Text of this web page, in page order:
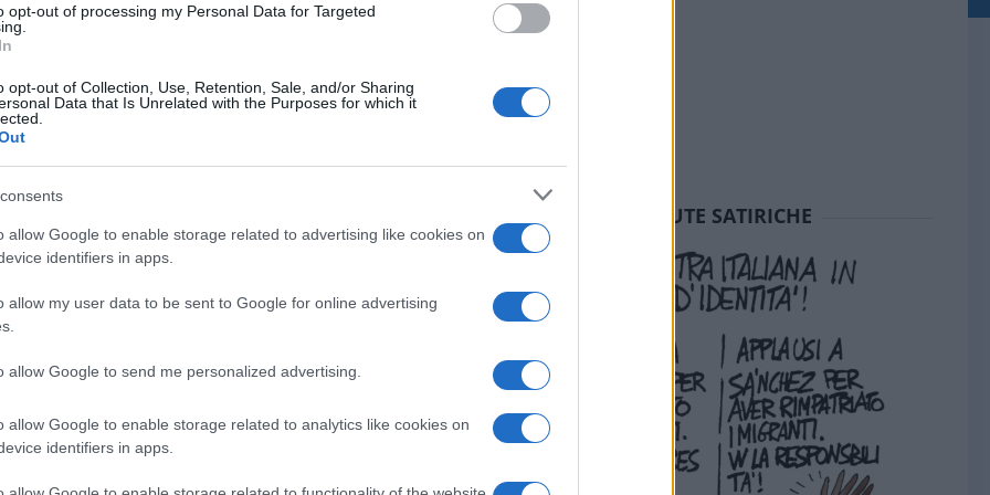
opt-out of processing my Personal Data for Targeted
opt-out of Collection, Use, Retention, Sale, and/or Sharing
Data that Is Unrelated with the Purposes for which it
allow Google to enable storage related to advertising like cookies on
identifiers in apps.
allow my user data to be sent to Google for online advertising
allow Google to send me personalized advertising.
allow Google to enable storage related to analytics like cookies on
identifiers in apps.
su Google CLICCA QUI
Non serve perché dal controllo sono
sei anni, i diplomatici, i membri
non sono esentate dall’infezione.
i passeggeri che arrivano in
non direttamente dalla Cina: secondo
del Dragone che giungono nel
più veloce della burocraziae, se
della contagiosissima Omicron,
nel naso a Malpensa, Fiumicino,
SEDUTE SATIRICHE